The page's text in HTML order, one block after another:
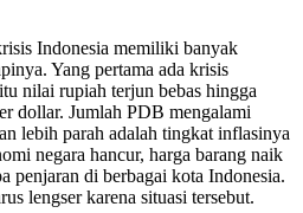
Indonesia memiliki banyak
Yang pertama ada krisis
nilai rupiah terjun bebas hingga
dollar. Jumlah PDB mengalami
lebih parah adalah tingkat inflasinya
negara hancur, harga barang naik
penjaran di berbagai kota Indonesia.
lengser karena situasi tersebut.